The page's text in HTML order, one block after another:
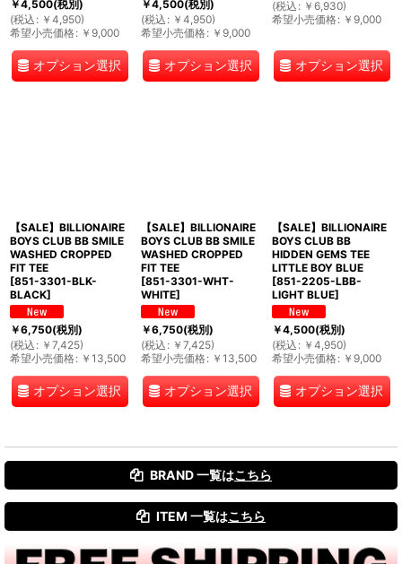
￥4,500(税別)
(税込 : ￥ 4,950)
希望小売価格: ￥ 9,000
オプション選択
￥4,500(税別)
(税込 : ￥ 4,950)
希望小売価格: ￥ 9,000
オプション選択
(税込 : ￥ 6,930)
希望小売価格: ￥ 9,000
オプション選択
【SALE】BILLIONAIRE
BOYS CLUB BB SMILE
WASHED CROPPED
FIT TEE
[851-3301-BLK-
BLACK]
￥6,750(税別)
(税込 : ￥ 7,425)
希望小売価格: ￥ 13,500
オプション選択
【SALE】BILLIONAIRE
BOYS CLUB BB SMILE
WASHED CROPPED
FIT TEE
[851-3301-WHT-
WHITE]
￥6,750(税別)
(税込 : ￥ 7,425)
希望小売価格: ￥ 13,500
オプション選択
【SALE】BILLIONAIRE
BOYS CLUB BB
HIDDEN GEMS TEE
LITTLE BOY BLUE
[851-2205-LBB-
LIGHT BLUE]
￥4,500(税別)
(税込 : ￥ 4,950)
希望小売価格: ￥ 9,000
オプション選択
BRAND 一覧はこちら
ITEM 一覧はこちら